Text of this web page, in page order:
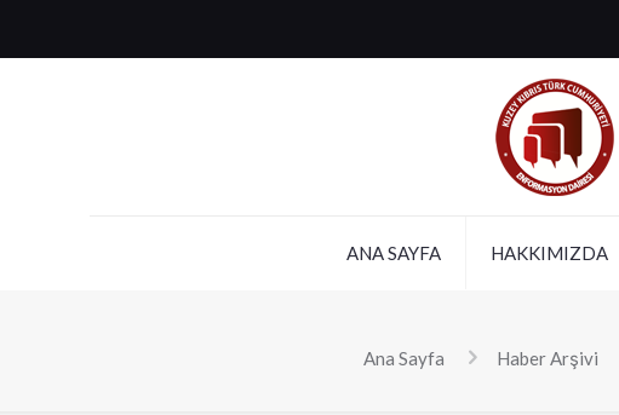
ANA SAYFA HAKKIMIZDA
Ana Sayfa Haber Arşivi